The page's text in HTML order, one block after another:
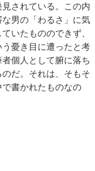
されている。この内
男の「わるさ」に気
いたもののできず、
憂き目に遭ったと考
個人として腑に落ち
だ。それは、そもそ
書かれたものなの